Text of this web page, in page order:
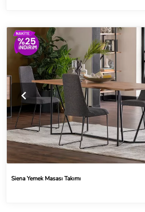
Siena Yemek Masası Takımı